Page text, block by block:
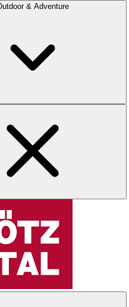
& Adventure